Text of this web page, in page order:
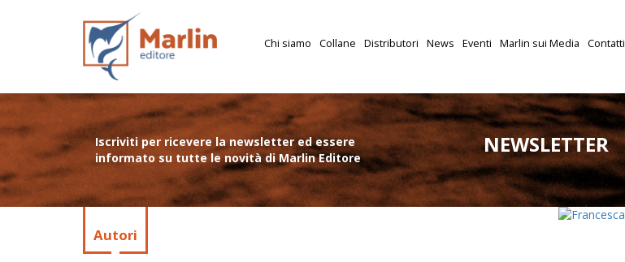
Chi siamo Collane Distributori News Eventi Marlin sui Media Contatti
Iscriviti per ricevere la newsletter ed essere
informato su tutte le novità di Marlin Editore
NEWSLETTER
Autori